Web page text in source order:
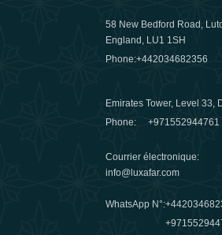
58 New Bedford Road,
England, LU1 1SH
Phone:+442034682356
Emirates Tower, Level 33,
Phone:+971552944761
Courrier électronique:
info@luxafar.com
WhatsApp N°: